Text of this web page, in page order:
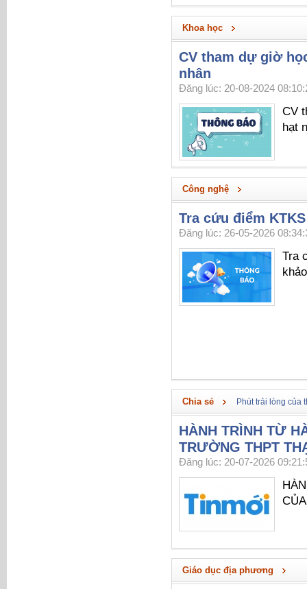
Khoa học
CV tham dự giờ
nhân
Đăng lúc: 20-08-2024
CV
hạt
Công nghệ
Tra cứu điểm
Đăng lúc: 26-05-2026
Tra
Chia sẻ Phút trải lòng của
HÀNH TRÌNH TỪ
TRƯỜNG THPT
Đăng lúc: 20-07-2026
Giáo dục địa phương